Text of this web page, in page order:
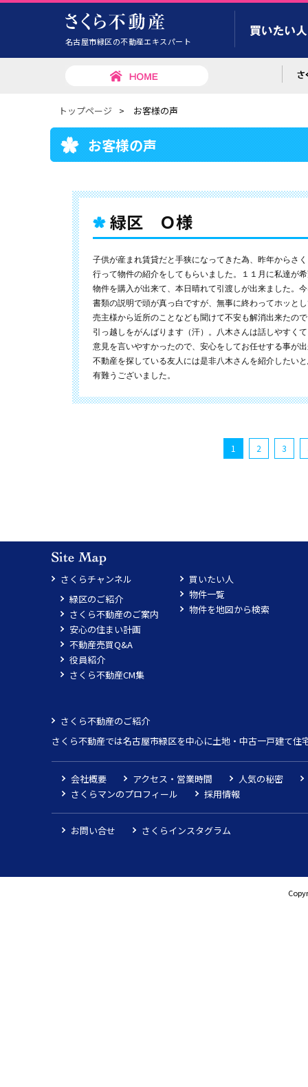
名古屋市緑区の不動産エキスパート
トップページ > お客様の声
お客様の声
緑区 Ｏ様
子供が産まれ賃貸だと手狭になってきた為、昨年からさ
行って物件の紹介をしてもらいました。１１月に私達が
物件を購入が出来て、本日晴れて引渡しが出来ました。
書類の説明で頭が真っ白ですが、無事に終わってホッと
売主様から近所のことなども聞けて不安も解消出来たの
引っ越しをがんばります（汗）。八木さんは話しやすく
意見を言いやすかったので、安心をしてお任せする事が
不動産を探している友人には是非八木さんを紹介したい
有難うございました。
1 2 3
さくらチャンネル
緑区のご紹介
さくら不動産のご案内
安心の住まい計画
不動産売買Q&A
役員紹介
さくら不動産CM集
買いたい人
物件一覧
物件を地図から検索
さくら不動産のご紹介
さくら不動産では名古屋市緑区を中心に土地・中古一戸建て
会社概要 アクセス・営業時間
人気の秘密
さくらマンのプロフィール
採用情報
お問い合せ さくらインスタグラム